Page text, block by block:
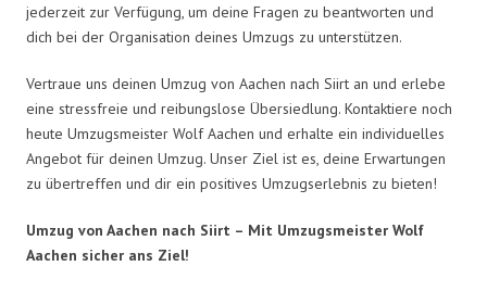
jederzeit zur Verfügung, um deine Fragen zu beantworten und
dich bei der Organisation deines Umzugs zu unterstützen.
Vertraue uns deinen Umzug von Aachen nach Siirt an und erlebe
eine stressfreie und reibungslose Übersiedlung. Kontaktiere noch
heute Umzugsmeister Wolf Aachen und erhalte ein individuelles
Angebot für deinen Umzug. Unser Ziel ist es, deine Erwartungen
zu übertreffen und dir ein positives Umzugserlebnis zu bieten!
Umzug von Aachen nach Siirt – Mit Umzugsmeister Wolf
Aachen sicher ans Ziel!